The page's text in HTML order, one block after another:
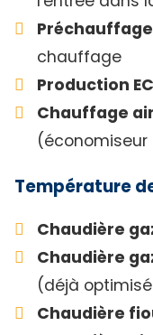
chauffage
Production
Chauffage
(économiseur
Température
Chaudière
Chaudière
(déjà
Chaudière